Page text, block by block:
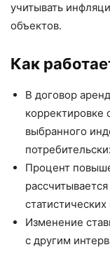
учитывать
объектов.
Как
В договор
корректировке
выбранного
Процент
Изменение
с другим